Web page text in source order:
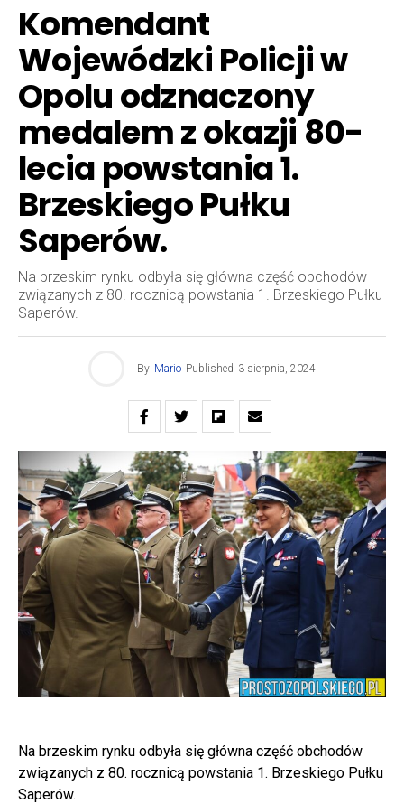
Komendant
Wojewódzki Policji w
Opolu odznaczony
medalem z okazji 80-
lecia powstania 1.
Brzeskiego Pułku
Saperów.
Na brzeskim rynku odbyła się główna część obchodów
związanych z 80. rocznicą powstania 1. Brzeskiego Pułku
Saperów.
By Mario Published 3 sierpnia, 2024
Na brzeskim rynku odbyła się główna część obchodów
związanych z 80. rocznicą powstania 1. Brzeskiego Pułku
Saperów.